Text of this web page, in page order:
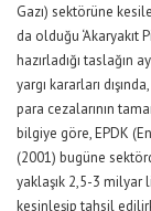
Gazı) sektörüne
da olduğu ‘Akaryakıt
hazırladığı taslağın
yargı kararları
para cezalarının
bilgiye göre, EPDK
(2001) bugüne
yaklaşık 2,5-3 milyar
kesinleşip tahsil